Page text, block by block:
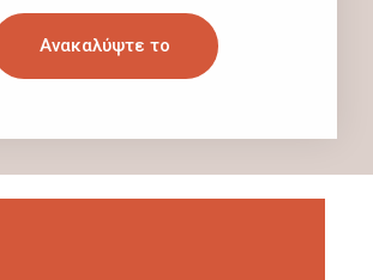
Ανακαλύψτε το